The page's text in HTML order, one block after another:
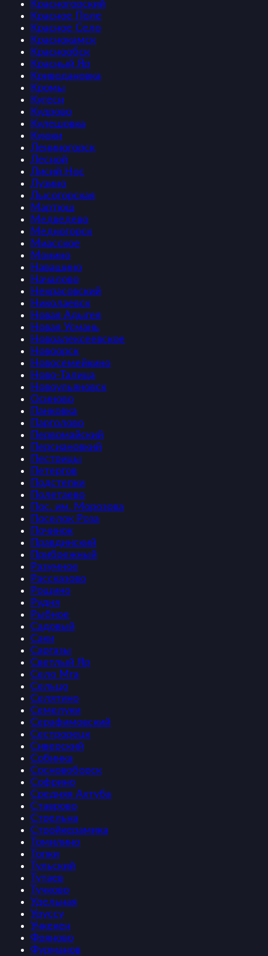
Красногорский
Красное Поле
Красное Село
Краснокамск
Краснообск
Красный Яр
Криводановка
Кромы
Кугеси
Кудрово
Кулешовка
Куюки
Лениногорск
Лесной
Лисий Нос
Лузино
Лысогорская
Мартюш
Медведево
Медногорск
Миасское
Монино
Навашино
Началово
Некрасовский
Николаевск
Новая Адыгея
Новая Усмань
Новоалексеевское
Новоорск
Новосемейкино
Ново-Талица
Новоульяновск
Осиново
Панковка
Парголово
Первомайский
Персиановкий
Пестрицы
Петергов
Подстепки
Полетаево
Пос. им. Морозова
Поселок Роза
Починок
Правдинский
Прибрежный
Разумное
Рассказово
Рощино
Рудня
Рыбное
Садовый
Саки
Саргазы
Светлый Яр
Село Мга
Сельцо
Селятино
Семелуки
Серафимовский
Сестрорецк
Сиверский
Собинка
Сосновоборск
Софрино
Средняя Ахтуба
Ставрово
Стрельна
Стройкерамика
Томилино
Топки
Тульский
Тутаев
Тучково
Удельная
Уруссу
Учкекен
Фряново
Фурманов